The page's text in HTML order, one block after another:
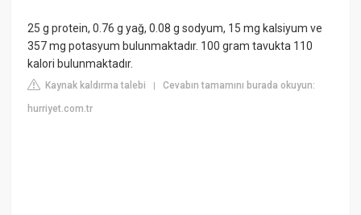
25 g protein, 0.76 g yağ, 0.08 g sodyum, 15 mg kalsiyum ve
357 mg potasyum bulunmaktadır. 100 gram tavukta 110
kalori bulunmaktadır.
Kaynak kaldırma talebi |Cevabın tamamını burada okuyun:
hurriyet.com.tr